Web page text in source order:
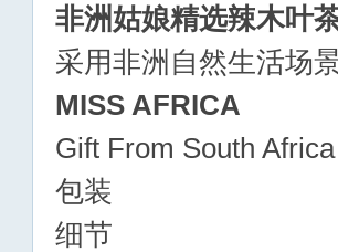
非洲姑娘精选辣木叶
采用非洲自然生活场
MISS AFRICA
Gift From South Africa
包装
细节